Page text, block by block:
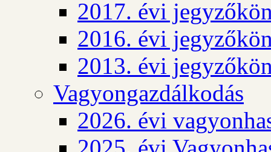
2017. évi
2016. évi
2013. évi
Vagyongazdálkodás
2026. évi